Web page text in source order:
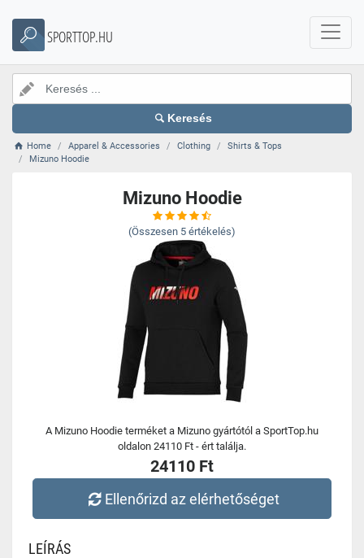
SPORTTOP.HU
Keresés
Home Apparel & Accessories Clothing
Shirts & Tops
Mizuno Hoodie
Mizuno Hoodie
(Összesen 5 értékelés)
A Mizuno Hoodie terméket a Mizuno gyártótól a SportTop.hu
oldalon 24110 Ft - ért találja.
24110 Ft
Ellenőrizd az elérhetőséget
LEÍRÁS